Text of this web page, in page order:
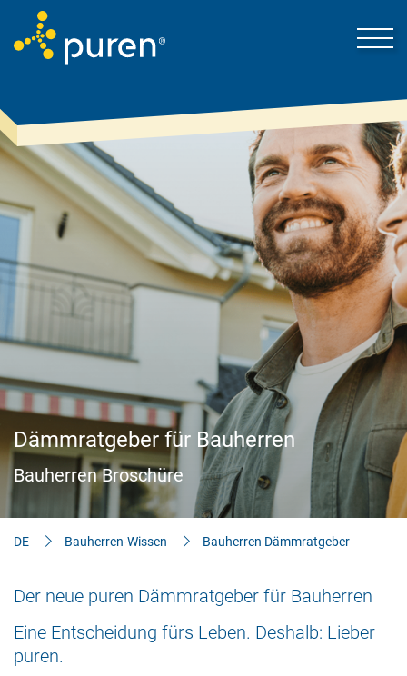
Darum puren
Kontakt
Mein Bereich
Aktuelles
Bauherren-Wissen
Downloads
Dämmratgeber für Bauherren
Bauherren Broschüre
DE Bauherren-Wissen Bauherren Dämmratgeber
Der neue puren Dämmratgeber für Bauherren
Eine Entscheidung fürs Leben. Deshalb: Lieber
puren.